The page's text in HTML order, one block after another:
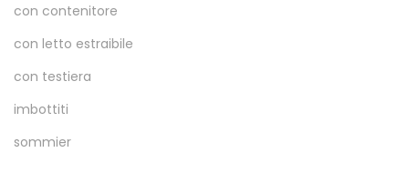
con contenitore
con letto estraibile
con testiera
imbottiti
sommier